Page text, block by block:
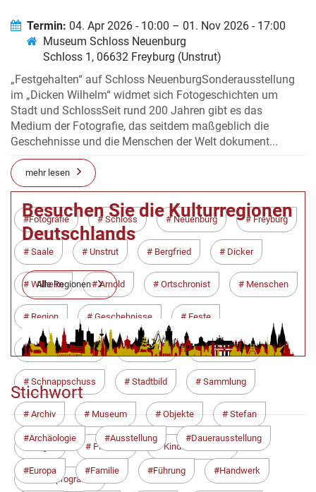
Termin: 04. Apr 2026 - 10:00 – 01. Nov 2026 - 17:00
Museum Schloss Neuenburg
Schloss 1, 06632 Freyburg (Unstrut)
„Festgehalten“ auf Schloss NeuenburgSonderausstellung
im „Dicken Wilhelm“ widmet sich Fotogeschichten um
Stadt und SchlossSeit rund 200 Jahren gibt es das
Medium der Fotografie, das seitdem maßgeblich die
Geschehnisse und die Menschen der Welt dokument...
mehr lesen
Fotografie Schloss Neuenburg Freyburg
Saale Unstrut Bergfried Dicker
Wilhelm Arnold Ortschronist Menschen
Region Geschehnisse Feste
Veranstaltungen Unwetter Bauarbeiten
Schnappschuss Stadtbild Sammlung
Archiv Museum Objekte Stefan
Picknick Kinderkemenate
Ferienprogramm
Besuchen Sie die Kulturregionen
Deutschlands
Alle Regionen
Stichwort
Archäologie Ausstellung Dauerausstellung
Europa Familie Führung Handwerk